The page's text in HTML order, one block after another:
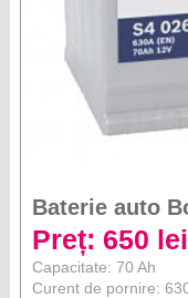
Baterie auto
Preț: 650 lei
Capacitate: 70 Ah
Curent de pornire: